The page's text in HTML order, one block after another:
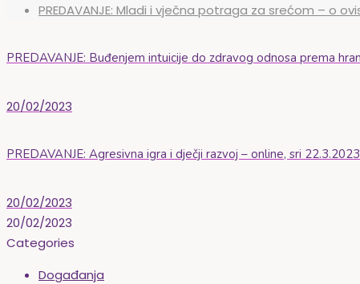
PREDAVANJE: Mladi i vječna potraga za srećom – o
PREDAVANJE: Buđenjem intuicije do zdravog odnosa prema
20/02/2023
PREDAVANJE: Agresivna igra i dječji razvoj – online, sri
20/02/2023
20/02/2023
Categories
Događanja